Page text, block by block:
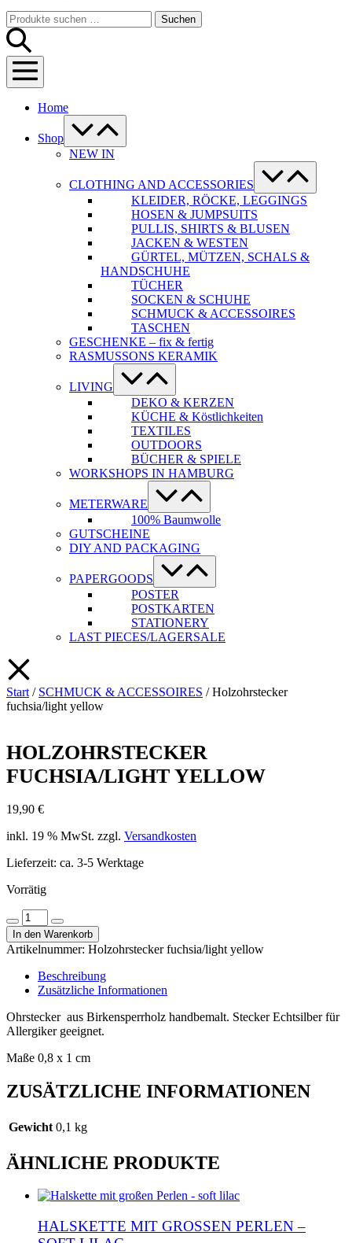
Suche-
Schalter
Suchen
nach:
Suchen
Menü-
Schalter
Home
Shop
Menü-
Schalter
NEW IN
CLOTHING AND ACCESSORIES
Menü-
Schalter
KLEIDER, RÖCKE, LEGGINGS
HOSEN & JUMPSUITS
PULLIS, SHIRTS & BLUSEN
JACKEN & WESTEN
GÜRTEL, MÜTZEN, SCHALS &
HANDSCHUHE
TÜCHER
SOCKEN & SCHUHE
SCHMUCK & ACCESSOIRES
TASCHEN
GESCHENKE – fix & fertig
RASMUSSONS KERAMIK
LIVING
Menü-
Schalter
DEKO & KERZEN
KÜCHE & Köstlichkeiten
TEXTILES
OUTDOORS
BÜCHER & SPIELE
WORKSHOPS IN HAMBURG
METERWARE
Menü-
Schalter
100% Baumwolle
GUTSCHEINE
DIY AND PACKAGING
PAPERGOODS
Menü-
Schalter
POSTER
POSTKARTEN
STATIONERY
LAST PIECES/LAGERSALE
Start / SCHMUCK & ACCESSOIRES / Holzohrstecker
fuchsia/light yellow
HOLZOHRSTECKER
FUCHSIA/LIGHT YELLOW
19,90 €
inkl. 19 % MwSt. zzgl. Versandkosten
Lieferzeit: ca. 3-5 Werktage
Vorrätig
Menge
verringern
Holzohrstecker
fuchsia/light
yellow
Menge
Menge
erhöhen
In den Warenkorb
Artikelnummer: Holzohrstecker fuchsia/light yellow
Beschreibung
Zusätzliche Informationen
Ohrstecker aus Birkensperrholz handbemalt. Stecker Echtsilber für
Allergiker geeignet.
Maße 0,8 x 1 cm
ZUSÄTZLICHE INFORMATIONEN
Gewicht 0,1 kg
ÄHNLICHE PRODUKTE
HALSKETTE MIT GROSSEN PERLEN – S